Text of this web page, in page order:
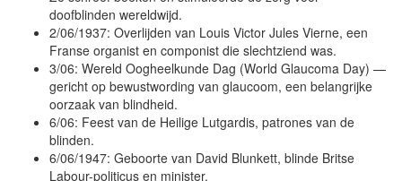
doofblinden wereldwijd.
2/06/1937: Overlijden van Louis Victor Jules Vierne, een
Franse organist en componist die slechtziend was.
3/06: Wereld Oogheelkunde Dag (World Glaucoma Day) —
gericht op bewustwording van glaucoom, een belangrijke
oorzaak van blindheid.
6/06: Feest van de Heilige Lutgardis, patrones van de
blinden.
6/06/1947: Geboorte van David Blunkett, blinde Britse
Labour-politicus en minister.